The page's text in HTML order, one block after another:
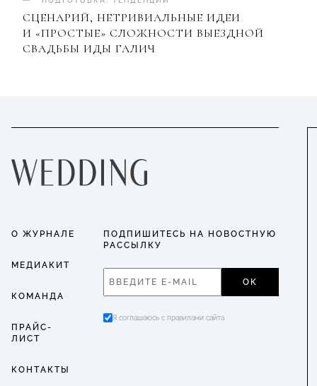
СЦЕНАРИЙ, НЕТРИВИАЛЬНЫЕ ИДЕИ
И «ПРОСТЫЕ» СЛОЖНОСТИ ВЫЕЗДНОЙ
СВАДЬБЫ ИДЫ ГАЛИЧ
О ЖУРНАЛЕ
МЕДИАКИТ
КОМАНДА
ПРАЙС-
ЛИСТ
КОНТАКТЫ
ПОДПИШИТЕСЬ НА НОВОСТНУЮ
РАССЫЛКУ
ОК
Я соглашаюсь с правилами сайта